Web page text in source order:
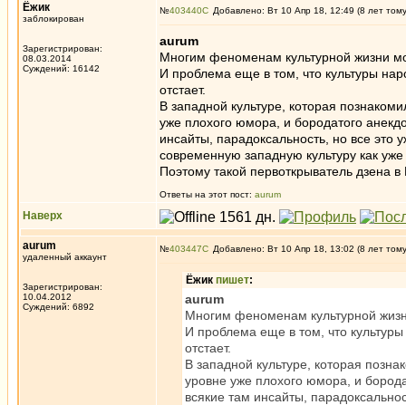
Ёжик
заблокирован
Зарегистрирован:
08.03.2014
Суждений: 16142
№403440 Добавлено: Вт 10 Апр 18, 12:49 (8 лет
aurum
Многим феноменам культурной жизни
И проблема еще в том, что культуры
отстает.
В западной культуре, которая
уже плохого юмора, и бородатого
инсайты, парадоксальность, но все
современную западную культуру как уже
Поэтому такой первоткрыватель дзена
Ответы на этот пост: aurum
Наверх
aurum
удаленный аккаунт
Зарегистрирован:
10.04.2012
Суждений: 6892
№403447 Добавлено: Вт 10 Апр 18, 13:02 (8 лет
Ёжик пишет:
aurum
Многим феноменам культурной
И проблема еще в том, что
отстает.
В западной культуре, которая
уровне уже плохого юмора, и
всякие там инсайты,